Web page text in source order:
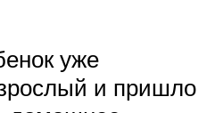
уже
и пришло